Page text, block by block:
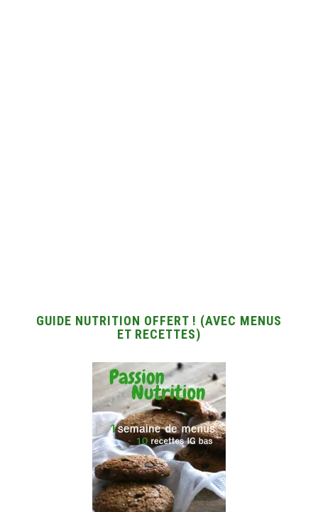
GUIDE NUTRITION OFFERT ! (AVEC MENUS
ET RECETTES)